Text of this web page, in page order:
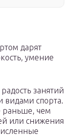
дарят
умение
занятий
видами спорта.
раньше, чем
или снижения